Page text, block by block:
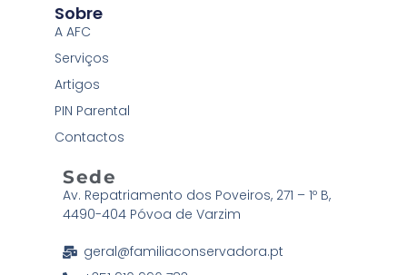
Sobre
A AFC
Serviços
Artigos
PIN Parental
Contactos
Sede
Av. Repatriamento dos Poveiros, 271 – 1º B,
4490-404 Póvoa de Varzim
geral@familiaconservadora.pt